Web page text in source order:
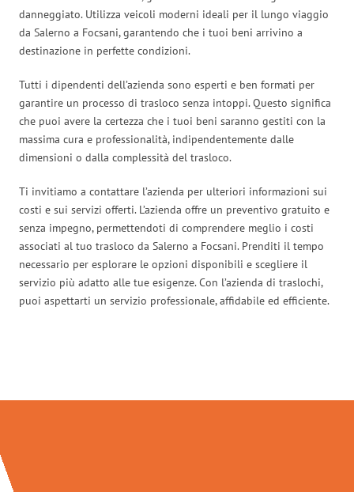
danneggiato. Utilizza veicoli moderni ideali per il lungo viaggio
da Salerno a Focsani, garantendo che i tuoi beni arrivino a
destinazione in perfette condizioni.
Tutti i dipendenti dell’azienda sono esperti e ben formati per
garantire un processo di trasloco senza intoppi. Questo significa
che puoi avere la certezza che i tuoi beni saranno gestiti con la
massima cura e professionalità, indipendentemente dalle
dimensioni o dalla complessità del trasloco.
Ti invitiamo a contattare l’azienda per ulteriori informazioni sui
costi e sui servizi offerti. L’azienda offre un preventivo gratuito e
senza impegno, permettendoti di comprendere meglio i costi
associati al tuo trasloco da Salerno a Focsani. Prenditi il tempo
necessario per esplorare le opzioni disponibili e scegliere il
servizio più adatto alle tue esigenze. Con l’azienda di traslochi,
puoi aspettarti un servizio professionale, affidabile ed efficiente.